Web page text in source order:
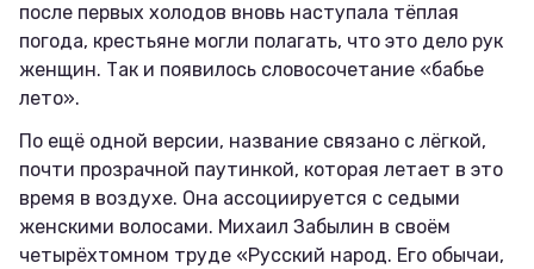
после первых холодов вновь наступала тёплая
погода, крестьяне могли полагать, что это дело рук
женщин. Так и появилось словосочетание «бабье
лето».
По ещё одной версии, название связано с лёгкой,
почти прозрачной паутинкой, которая летает в это
время в воздухе. Она ассоциируется с седыми
женскими волосами. Михаил Забылин в своём
четырёхтомном труде «Русский народ. Его обычаи,